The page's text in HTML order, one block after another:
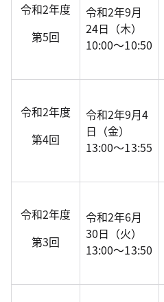
令和2年度
第5回
令和2年9月
24日（木）
10:00～10:50
令和2年度
第4回
令和2年9月4
日（金）
13:00～13:55
令和2年度
第3回
令和2年6月
30日（火）
13:00～13:50